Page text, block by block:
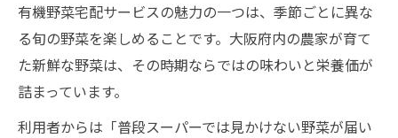
有機野菜宅配サービスの魅力の一つは、季節ごとに異な
る旬の野菜を楽しめることです。大阪府内の農家が育て
た新鮮な野菜は、その時期ならではの味わいと栄養価が
詰まっています。
利用者からは「普段スーパーでは見かけない野菜が届い